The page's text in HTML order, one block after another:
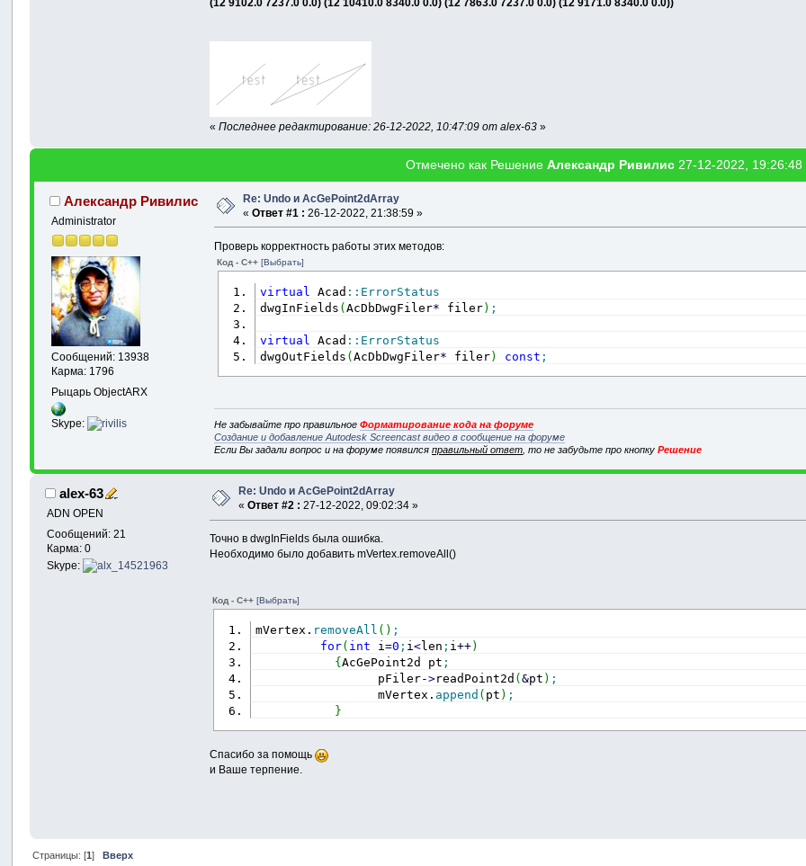
«Последнее редактирование: 26-12-2022, 10:47:09 от alex-63 »
Отмечено как РешениеАлександр Ривилис 27-12-2022, 19:26:48
Александр Ривилис
Administrator
Сообщений: 13938
Карма: 1796
Рыцарь ObjectARX
Skype:
Re: Undo и AcGePoint2dArray
«Ответ #1 : 26-12-2022, 21:38:59 »
Проверь корректность работы этих методов:
Код - C++[Выбрать]
virtual Acad :: ErrorStatus
dwgInFields (AcDbDwgFiler* filer) ;
virtual Acad :: ErrorStatus
dwgOutFields (AcDbDwgFiler* filer) const ;
Не забывайте про правильноеФорматирование кода на форуме
Создание и добавление Autodesk Screencast видео в сообщение на форуме
Если Вы задали вопрос и на форуме появилсяправильный ответ , то не забудьте про кнопкуРешение
alex-63
ADN OPEN
Сообщений: 21
Карма: 0
Skype:
Re: Undo и AcGePoint2dArray
«Ответ #2 : 27-12-2022, 09:02:34 »
Точно в dwgInFields была ошибка.
Необходимо было добавить mVertex.removeAll()
Код - C++[Выбрать]
mVertex. removeAll ( ) ;
for( int i=0 ; i<len ; i++)
{AcGePoint2d pt ;
pFiler->readPoint2d (&pt ) ;
mVertex. append ( pt ) ;
}
Спасибо за помощь
и Ваше терпение.
Страницы: [1]
Вверх